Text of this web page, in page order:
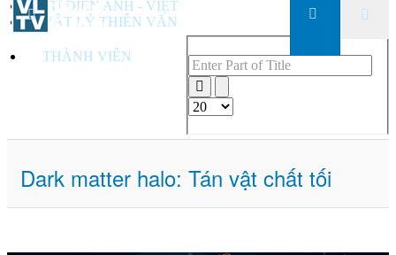
TỪ ĐIỂN ANH - VIỆT
VẬT LÝ THIÊN VĂN
THÀNH VIÊN Enter Part of Title
Display #
Dark matter halo: Tán vật chất tối